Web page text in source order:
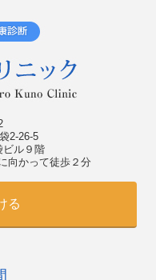
2-26-5
ビル９階
向かって徒歩２分
る